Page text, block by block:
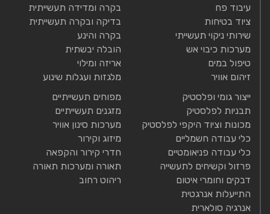
עיבוד פח
ציוד בטיחות
שירותי ניקוי תעשייתי
מערכות כיבוי אש
טיפול במים
זיהום אוויר
בקרה ומדידה תעשייתית
בדיקה ובקרה תעשייתית
בקרה והינע
הובלה יבשתית
אריזה ומילוי
מלגזות ועגלות שינוע
ייצור גומי ופלסטיק
תבניות לפלסטיק
מכונות וציוד היקפי לפלסטיק
כלי עבודה חשמליים
כלי עבודה פניאומטיים
פרזול וקשיחים לתעשייה
דבקים וחומרי איטום
התייעלות אנרגטית
אנרגיה סולארית
מפוחים תעשייתיים
מזגנים תעשייתיים
מערכות סינון אוויר
מיזוג וקירור
חדרי קירור והקפאה
תאורה ומערכות תאורה
ריהוט רחוב